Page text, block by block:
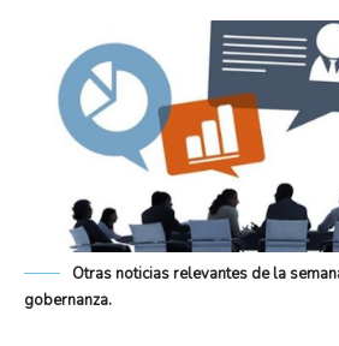
Otras noticias relevantes de la
gobernanza.